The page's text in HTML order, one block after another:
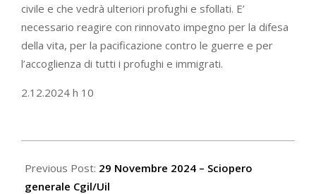
civile e che vedrà ulteriori profughi e sfollati. E’
necessario reagire con rinnovato impegno per la difesa
della vita, per la pacificazione contro le guerre e per
l’accoglienza di tutti i profughi e immigrati.
2.12.2024 h 10
12-
02
Previous Post: 29 Novembre 2024 – Sciopero
generale Cgil/Uil